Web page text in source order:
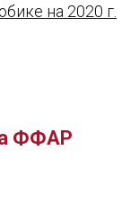
на 2020 г.
ФФАР